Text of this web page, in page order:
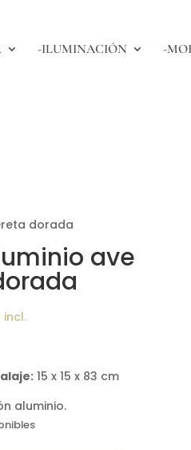
-ILUMINACIÓN -
dorada
ave
incl.
15 x 15 x 83 cm
aluminio.